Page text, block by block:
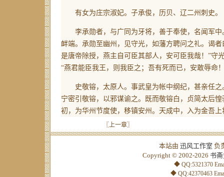
有女为庄宗淑妃。子承俊，历贝、辽二州刺史。
李承勋者，与广同为牙将，善于奉使，名闻军中
衅端。承勋至幽州，见守光，如藩方聘问之礼。谒
是唐帝除授，燕主自可臣其部人，安可臣我哉！”守
“燕君能臣我王，则我臣之；吾有死而已，安敢辱命
史敬镕，太原人。事武皇为帐中纲纪，甚亲任之
宁密引敬镕，以邪谋谕之。既而敬镕白，贞简太后
初，为华州节度使，移镇安州。天成中，入为金吾
〖上一章〗
本站由 迅风工作室 负
Copyright © 2002-2026 书
◆ QQ:5321370
◆ QQ:42370463